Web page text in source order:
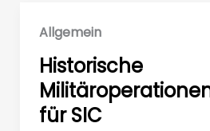
Allgemein
Historische
für SIC